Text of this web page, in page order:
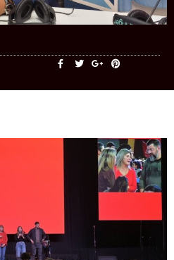
+54 9 3415 41-3086